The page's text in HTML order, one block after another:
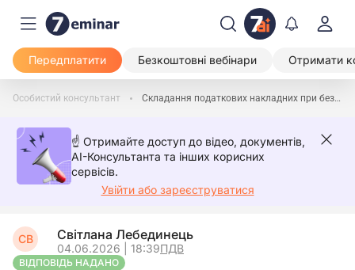
Передплатити Безкоштовні вебінари Отримати
Особистий консультант Складання податкових накладних при безкоштовній передачі меблів благодійникам
☝️ Отримайте доступ до відео, документів,
AI-Консультанта та інших корисних
сервісів.
Увійти або зареєструватися
СВ Світлана Лебединець
04.06.2026 | 18:39ПДВ
ВІДПОВІДЬ НАДАНО